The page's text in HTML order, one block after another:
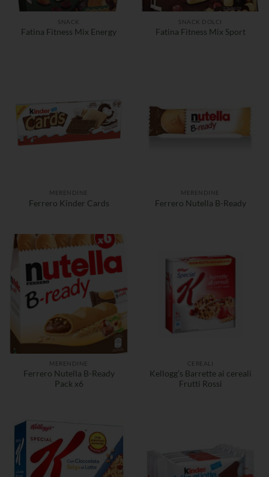
SNACK
Fatina Fitness Mix Energy
SNACK DOLCI
Fatina Fitness Mix Sport
MERENDINE
Ferrero Kinder Cards
MERENDINE
Ferrero Nutella B-Ready
MERENDINE
Ferrero Nutella B-Ready
Pack x6
CEREALI
Kellogg’s Barrette ai cereali
Frutti Rossi